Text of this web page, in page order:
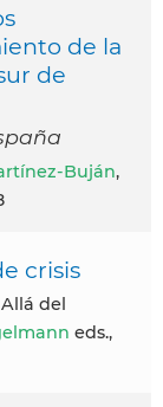
de la
de
Buján,
crisis
eds.,